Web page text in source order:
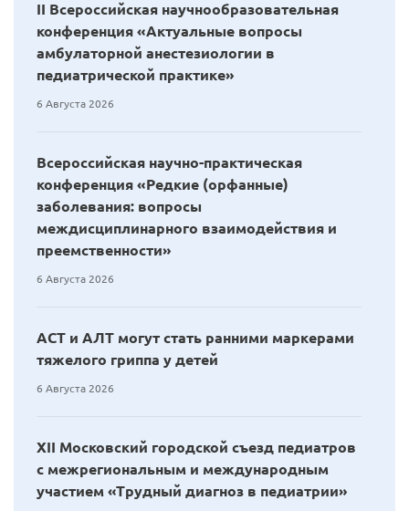
II Всероссийская научнообразовательная
конференция «Актуальные вопросы
амбулаторной анестезиологии в
педиатрической практике»
6 Августа 2026
Всероссийская научно-практическая
конференция «Редкие (орфанные)
заболевания: вопросы
междисциплинарного взаимодействия и
преемственности»
6 Августа 2026
АСТ и АЛТ могут стать ранними маркерами
тяжелого гриппа у детей
6 Августа 2026
XII Московский городской съезд педиатров
с межрегиональным и международным
участием «Трудный диагноз в педиатрии»